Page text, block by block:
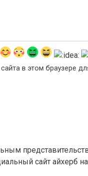
в этом браузере
сайт айхерб